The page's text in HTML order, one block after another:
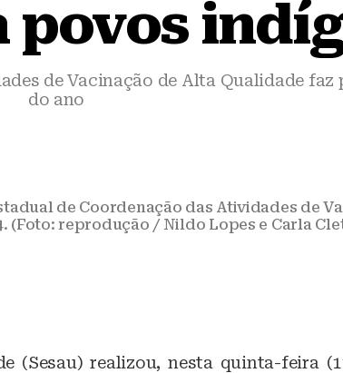
povos
de Vacinação de Alta Qualidade
do ano
de Coordenação das Atividades de
(Foto: reprodução / Nildo Lopes e Carla
(Sesau) realizou, nesta quinta-feira